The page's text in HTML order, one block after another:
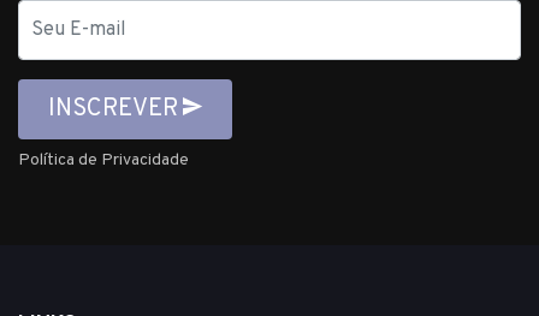
mail
INSCREVER
Política de Privacidade